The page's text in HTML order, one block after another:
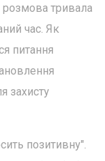
розмова тривала
час. Як
питання
захисту
позитивну".